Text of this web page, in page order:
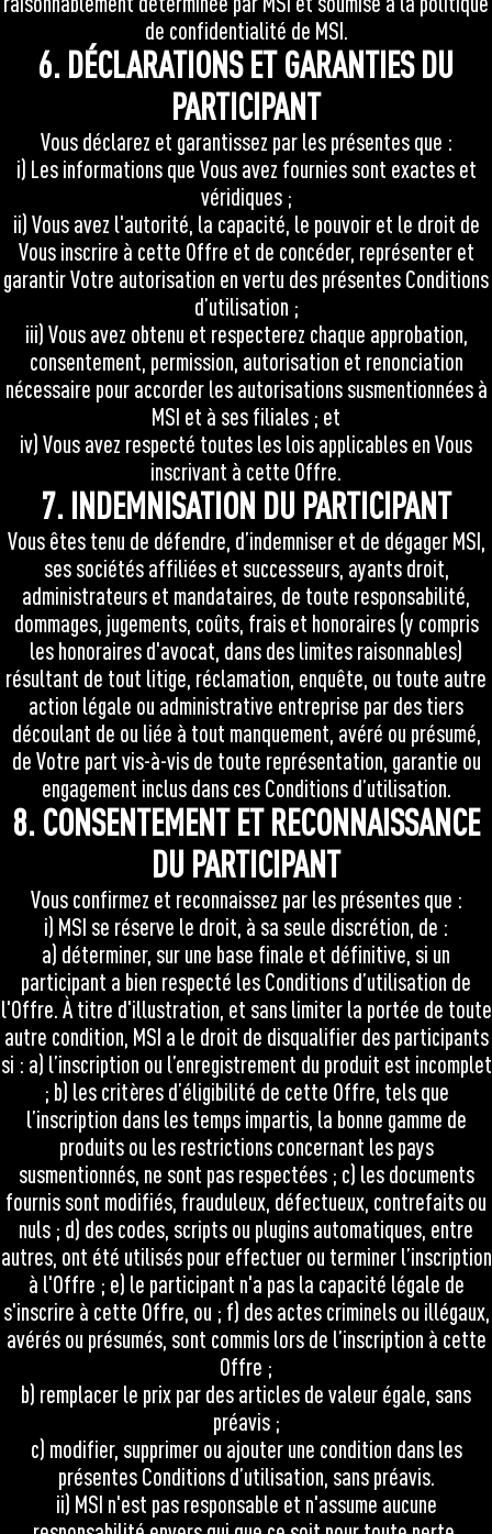
de confidentialité de MSI.
6. DÉCLARATIONS ET GARANTIES DU
PARTICIPANT
Vous déclarez et garantissez par les présentes que :
i) Les informations que Vous avez fournies sont exactes et
véridiques ;
ii) Vous avez l'autorité, la capacité, le pouvoir et le droit de
Vous inscrire à cette Offre et de concéder, représenter et
garantir Votre autorisation en vertu des présentes Conditions
d’utilisation ;
iii) Vous avez obtenu et respecterez chaque approbation,
consentement, permission, autorisation et renonciation
nécessaire pour accorder les autorisations susmentionnées à
MSI et à ses filiales ; et
iv) Vous avez respecté toutes les lois applicables en Vous
inscrivant à cette Offre.
7. INDEMNISATION DU PARTICIPANT
Vous êtes tenu de défendre, d’indemniser et de dégager MSI,
ses sociétés affiliées et successeurs, ayants droit,
administrateurs et mandataires, de toute responsabilité,
dommages, jugements, coûts, frais et honoraires (y compris
les honoraires d'avocat, dans des limites raisonnables)
résultant de tout litige, réclamation, enquête, ou toute autre
action légale ou administrative entreprise par des tiers
découlant de ou liée à tout manquement, avéré ou présumé,
de Votre part vis-à-vis de toute représentation, garantie ou
engagement inclus dans ces Conditions d’utilisation.
8. CONSENTEMENT ET RECONNAISSANCE
DU PARTICIPANT
Vous confirmez et reconnaissez par les présentes que :
i) MSI se réserve le droit, à sa seule discrétion, de :
a) déterminer, sur une base finale et définitive, si un
participant a bien respecté les Conditions d’utilisation de
l'Offre. À titre d'illustration, et sans limiter la portée de toute
autre condition, MSI a le droit de disqualifier des participants
si : a) l’inscription ou l’enregistrement du produit est incomplet
; b) les critères d’éligibilité de cette Offre, tels que
l’inscription dans les temps impartis, la bonne gamme de
produits ou les restrictions concernant les pays
susmentionnés, ne sont pas respectées ; c) les documents
fournis sont modifiés, frauduleux, défectueux, contrefaits ou
nuls ; d) des codes, scripts ou plugins automatiques, entre
autres, ont été utilisés pour effectuer ou terminer l’inscription
à l'Offre ; e) le participant n'a pas la capacité légale de
s'inscrire à cette Offre, ou ; f) des actes criminels ou illégaux,
avérés ou présumés, sont commis lors de l’inscription à cette
Offre ;
b) remplacer le prix par des articles de valeur égale, sans
préavis ;
c) modifier, supprimer ou ajouter une condition dans les
présentes Conditions d’utilisation, sans préavis.
ii) MSI n'est pas responsable et n'assume aucune